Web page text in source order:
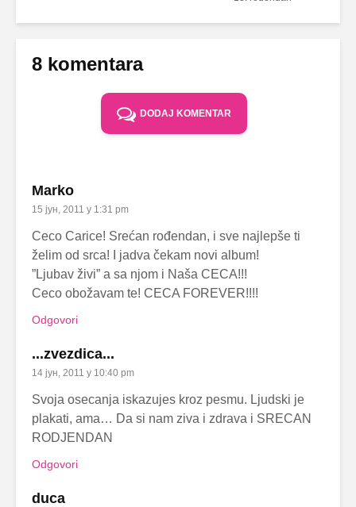
8 komentara
DODAJ KOMENTAR
Marko
15 јун, 2011 у 1:31 pm
Ceco Carice! Srećan rođendan, i sve najlepše ti
želim od srca! I jadva čekam novi album!
”Ljubav živi” a sa njom i Naša CECA!!!
Ceco obožavam te! CECA FOREVER!!!!
Odgovori
...zvezdica...
14 јун, 2011 у 10:40 pm
Svoja osecanja iskazujes kroz pesmu. Ljudski je
plakati, ama… Da si nam ziva i zdrava i SRECAN
RODJENDAN
Odgovori
duca